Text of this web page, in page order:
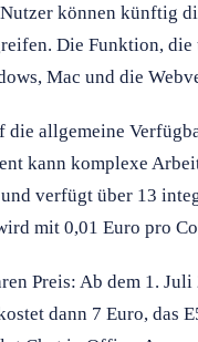
können künftig
Die Funktion,
Mac und die
die allgemeine
kann komplexe
verfügt über 13
mit 0,01 Euro pro
Preis: Ab dem 1.
dann 7 Euro, das